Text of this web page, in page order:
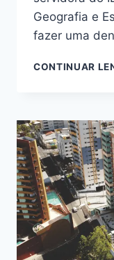
Geografia e
fazer uma
CONTINUAR